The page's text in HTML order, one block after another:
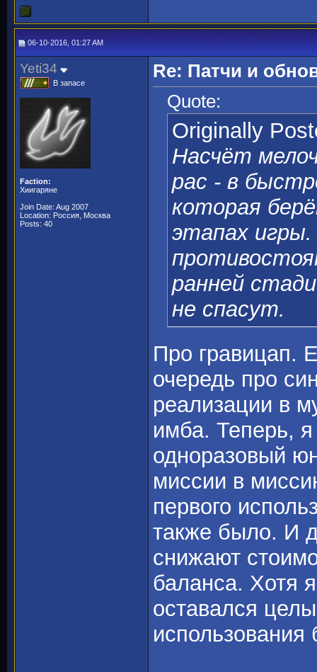
06-10-2016, 01:27 AM
Yeti34
В запасе
Faction:
Хиигаряне
Join Date: Aug 2007
Location: Россия, Москва
Posts: 40
Re: Патчи и
Quote:
Originally
Насчёт
рас - в
которая
этапах
ранней
не спасут.
Про гравицап.
очередь про
реализации в
имба. Теперь,
одноразовый
миссии в
первого
также было. И
снижают
баланса. Хотя
оставался